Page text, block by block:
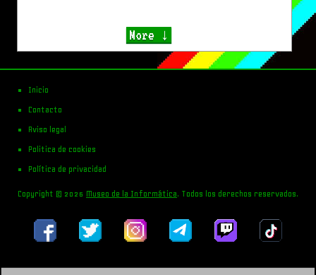
More ↓
Inicio
Contacto
Aviso legal
Politica de cookies
Política de privacidad
Copyright © 2026 Museo de la Informática. Todos los derechos reservados.